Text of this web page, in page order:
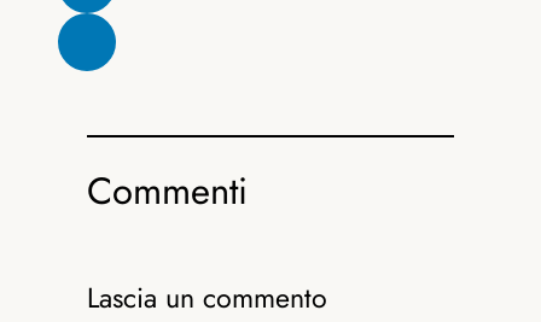
Commenti
Lascia un commento